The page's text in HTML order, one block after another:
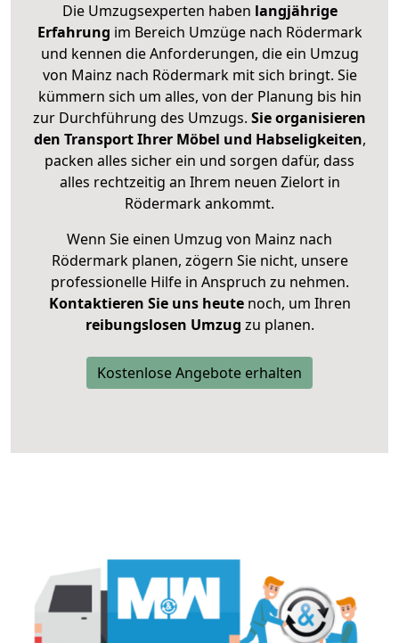
Die Umzugsexperten haben langjährige
Erfahrung im Bereich Umzüge nach Rödermark
und kennen die Anforderungen, die ein Umzug
von Mainz nach Rödermark mit sich bringt. Sie
kümmern sich um alles, von der Planung bis hin
zur Durchführung des Umzugs. Sie organisieren
den Transport Ihrer Möbel und Habseligkeiten,
packen alles sicher ein und sorgen dafür, dass
alles rechtzeitig an Ihrem neuen Zielort in
Rödermark ankommt.
Wenn Sie einen Umzug von Mainz nach
Rödermark planen, zögern Sie nicht, unsere
professionelle Hilfe in Anspruch zu nehmen.
Kontaktieren Sie uns heutenoch, um Ihren
reibungslosen Umzug zu planen.
Kostenlose Angebote erhalten